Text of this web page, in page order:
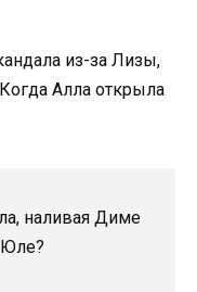
из-за Лизы,
Алла открыла
наливая Диме